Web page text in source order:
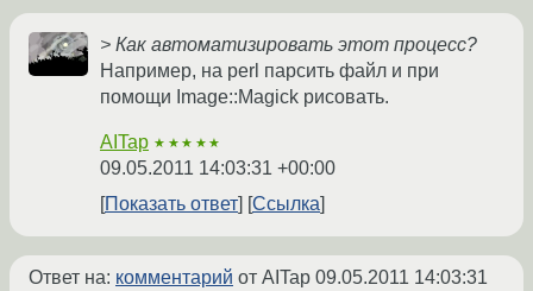
> Как автоматизировать этот процесс?
Например, на perl парсить файл и при
помощи Image::Magick рисовать.
AITap ★★★★★
09.05.2011 14:03:31 +00:00
Показать ответ
Ссылка
Ответ на: комментарий от AITap 09.05.2011 14:03:31